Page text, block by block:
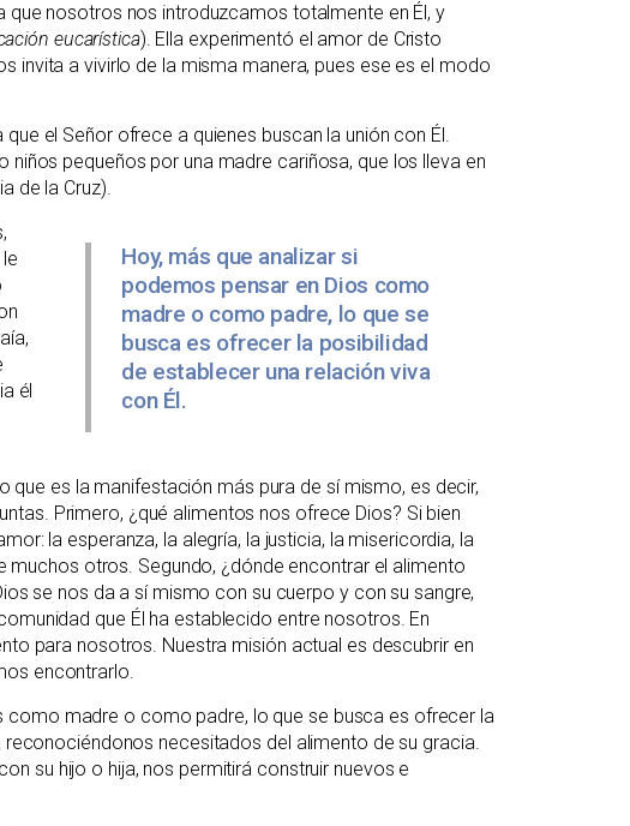
que nosotros nos introduzcamos totalmente en Él, y
eucarística). Ella experimentó el amor de Cristo
invita a vivirlo de la misma manera, pues ese es el modo
el Señor ofrece a quienes buscan la unión con Él.
pequeños por una madre cariñosa, que los lleva en
de la Cruz).
Hoy, más que analizar si
podemos pensar en Dios como
madre o como padre, lo que se
busca es ofrecer la posibilidad
de establecer una relación viva
con Él.
él
que es la manifestación más pura de sí mismo, es decir,
Primero, ¿qué alimentos nos ofrece Dios? Si bien
la esperanza, la alegría, la justicia, la misericordia, la
muchos otros. Segundo, ¿dónde encontrar el alimento
se nos da a sí mismo con su cuerpo y con su sangre,
que Él ha establecido entre nosotros. En
para nosotros. Nuestra misión actual es descubrir en
encontrarlo.
como madre o como padre, lo que se busca es ofrecer la
necesitados del alimento de su gracia.
su hijo o hija, nos permitirá construir nuevos e